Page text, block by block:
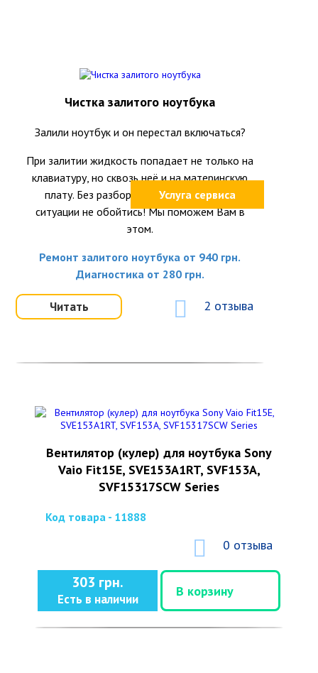
Услуга сервиса
Чистка залитого ноутбука
Залили ноутбук и он перестал включаться?
При залитии жидкость попадает не только на
клавиатуру, но сквозь неё и на материнскую
плату. Без разборки ноутбука и оценки
ситуации не обойтись! Мы поможем Вам в
этом.
Ремонт залитого ноутбука от 940 грн.
Диагностика от 280 грн.
Читать 2 отзыва
Вентилятор (кулер) для ноутбука Sony
Vaio Fit15E, SVE153A1RT, SVF153A,
SVF15317SCW Series
Код товара - 11888
0 отзыва
303 грн.
Есть в наличии
В корзину